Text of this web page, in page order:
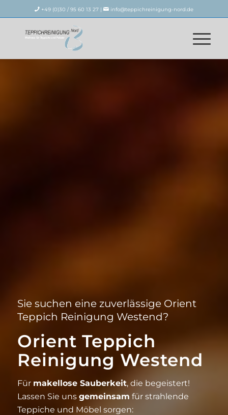
+49 (0)30 / 95 60 13 27 | info@teppichreinigung-nord.de
Sie suchen eine zuverlässige Orient
Teppich Reinigung Westend?
Orient Teppich
Reinigung Westend
Für makellose Sauberkeit, die begeistert!
Lassen Sie uns gemeinsam für strahlende
Teppiche und Möbel sorgen: